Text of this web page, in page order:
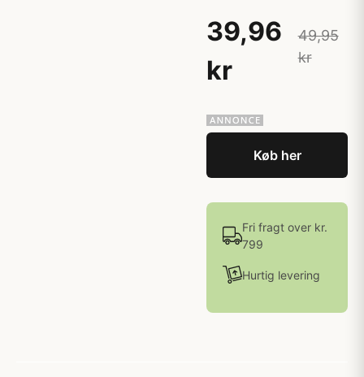
39,96
kr
49,95
kr
Køb her
Fri fragt over kr.
799
Hurtig levering